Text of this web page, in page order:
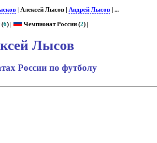
| Алексей Лысов | Андрей Лысов| ...
(6) | Чемпионат России (2) |
Лысов
России по футболу